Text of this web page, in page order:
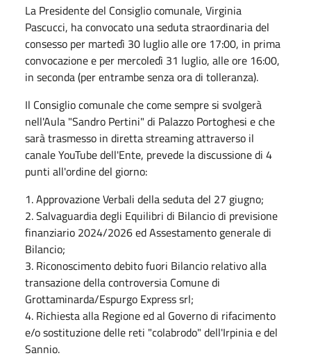
La Presidente del Consiglio comunale, Virginia
Pascucci, ha convocato una seduta straordinaria del
consesso per martedì 30 luglio alle ore 17:00, in prima
convocazione e per mercoledì 31 luglio, alle ore 16:00,
in seconda (per entrambe senza ora di tolleranza).
Il Consiglio comunale che come sempre si svolgerà
nell'Aula "Sandro Pertini" di Palazzo Portoghesi e che
sarà trasmesso in diretta streaming attraverso il
canale YouTube dell'Ente, prevede la discussione di 4
punti all'ordine del giorno:
1. Approvazione Verbali della seduta del 27 giugno;
2. Salvaguardia degli Equilibri di Bilancio di previsione
finanziario 2024/2026 ed Assestamento generale di
Bilancio;
3. Riconoscimento debito fuori Bilancio relativo alla
transazione della controversia Comune di
Grottaminarda/Espurgo Express srl;
4. Richiesta alla Regione ed al Governo di rifacimento
e/o sostituzione delle reti "colabrodo" dell'Irpinia e del
Sannio.